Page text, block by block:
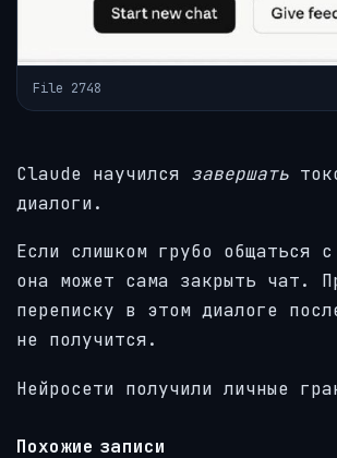
File 2748
Claude научился завершать
диалоги.
Если слишком грубо общаться
она может сама закрыть чат.
переписку в этом диалоге
не получится.
Нейросети получили личные
Похожие записи